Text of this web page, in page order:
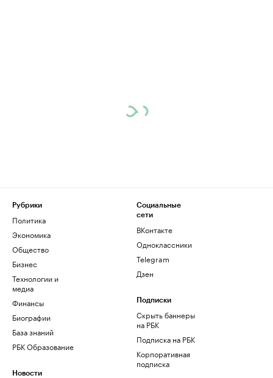
Рубрики
Политика
Экономика
Общество
Бизнес
Технологии и
медиа
Финансы
Биографии
База знаний
РБК Образование
Новости
Социальные
сети
ВКонтакте
Одноклассники
Telegram
Дзен
Подписки
Скрыть баннеры
на РБК
Подписка на РБК
Корпоративная
подписка